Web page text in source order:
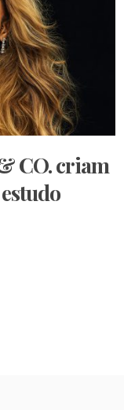
CO. criam